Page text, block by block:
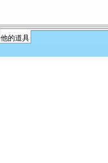
他的道具